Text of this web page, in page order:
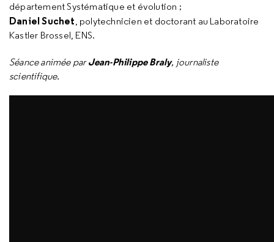
département Systématique et évolution ;
Daniel Suchet, polytechnicien et doctorant au Laboratoire
Kastler Brossel, ENS.
Séance animée parJean-Philippe Braly, journaliste
scientifique.